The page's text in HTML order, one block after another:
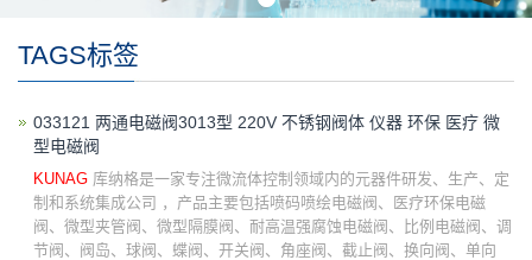
TAGS标签
033121 两通电磁阀3013型 220V 不锈钢阀体 仪器 环保 医疗 微
型电磁阀
KUNAG 库纳格是一家专注微流体控制领域内的元器件研发、生产、定
制和系统集成公司 ，产品主要包括喷码喷绘电磁阀、医疗环保电磁
阀、微型夹管阀、微型隔膜阀、耐高温强腐蚀电磁阀、比例电磁阀、调
节阀、阀岛、球阀、蝶阀、开关阀、角座阀、截止阀、换向阀、单向